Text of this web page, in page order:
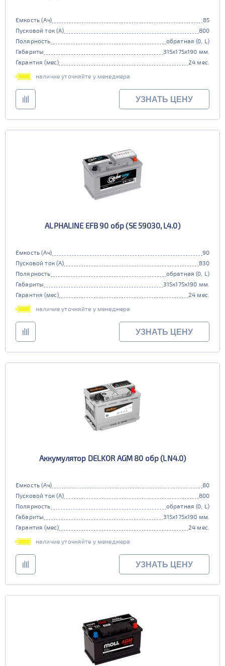
Емкость (Ач)
85
Пусковой ток (А)
800
Полярность
обратная (0, L)
Габариты
315x175x190 мм.
Гарантия (мес)
24 мес.
наличие уточняйте у менеджера
УЗНАТЬ ЦЕНУ
ALPHALINE EFB 90 обр (SE 59030, L4.0)
Емкость (Ач)
90
Пусковой ток (А)
830
Полярность
обратная (0, L)
Габариты
315x175x190 мм.
Гарантия (мес)
24 мес.
наличие уточняйте у менеджера
УЗНАТЬ ЦЕНУ
Аккумулятор DELKOR AGM 80 обр (LN4.0)
Емкость (Ач)
80
Пусковой ток (А)
800
Полярность
обратная (0, L)
Габариты
315x175x190 мм.
Гарантия (мес)
24 мес.
наличие уточняйте у менеджера
УЗНАТЬ ЦЕНУ